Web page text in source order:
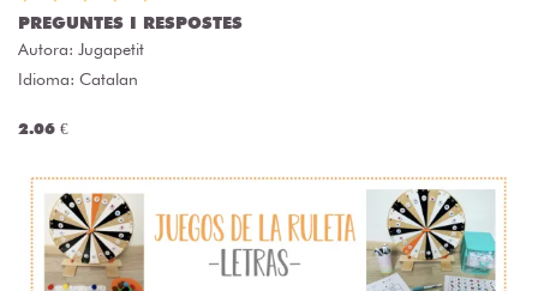
PREGUNTES I RESPOSTES
Autora: Jugapetit
Idioma: Catalan
2.06 €